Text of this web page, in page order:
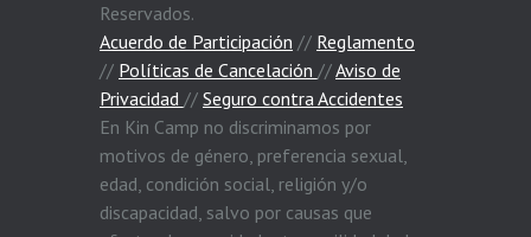
Reservados.
Acuerdo de Participación // Reglamento
// Políticas de Cancelación //Aviso de
Privacidad // Seguro contra Accidentes
En Kin Camp no discriminamos por
motivos de género, preferencia sexual,
edad, condición social, religión y/o
discapacidad, salvo por causas que